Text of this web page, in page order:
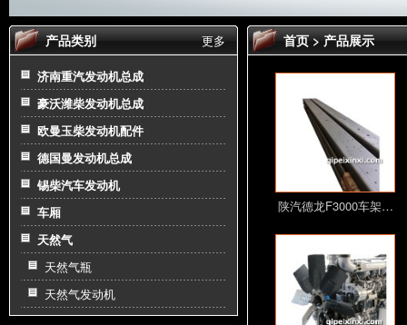
更多
产品类别
济南重汽发动机总成
豪沃潍柴发动机总成
欧曼玉柴发动机配件
德国曼发动机总成
锡柴汽车发动机
车厢
天然气
天然气瓶
天然气发动机
首页>产品展示
陕汽德龙F3000车架…